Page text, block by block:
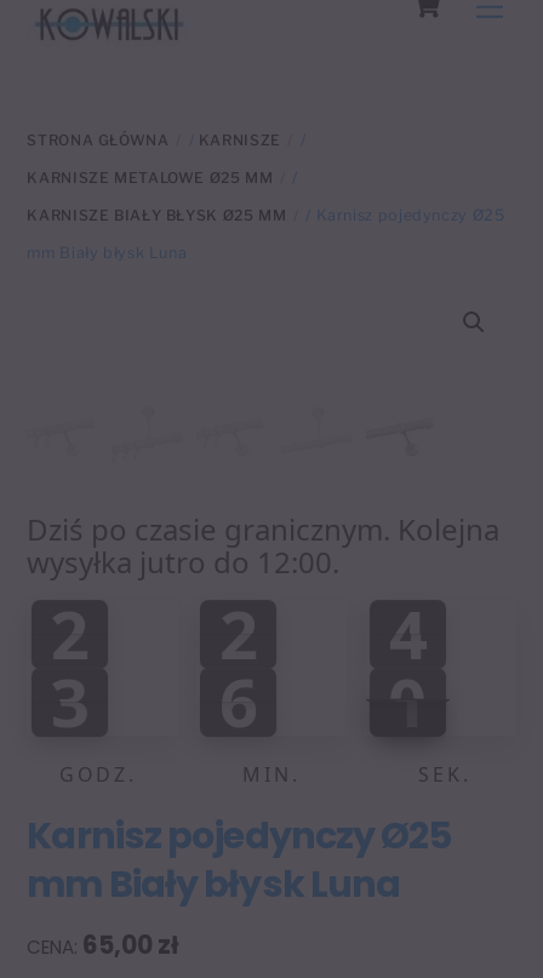
STRONA GŁÓWNA / KARNISZE /
KARNISZE METALOWE Ø25 MM /
KARNISZE BIAŁY BŁYSK Ø25 MM / Karnisz pojedynczy Ø25
mm Biały błysk Luna
Dziś po czasie granicznym. Kolejna
wysyłka jutro do 12:00.
2
0
2
3
0
3
2
0
2
6
0
6
4
0
4
0
1
0
GODZ. MIN. SEK.
Karnisz pojedynczy Ø25
mm Biały błysk Luna
65,00 zł